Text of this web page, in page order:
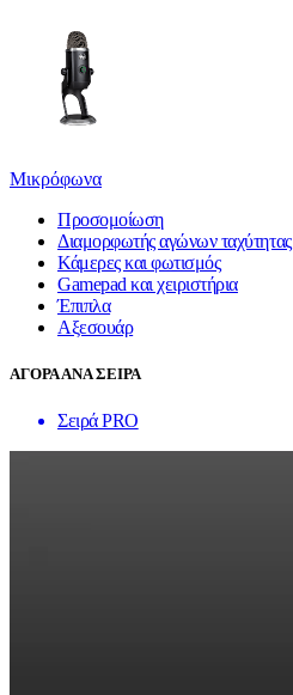
Μικρόφωνα
Προσομοίωση
Διαμορφωτής αγώνων ταχύτητας
Κάμερες και φωτισμός
Gamepad και χειριστήρια
Έπιπλα
Αξεσουάρ
ΑΓΟΡΑ ΑΝΑ ΣΕΙΡΑ
Σειρά PRO